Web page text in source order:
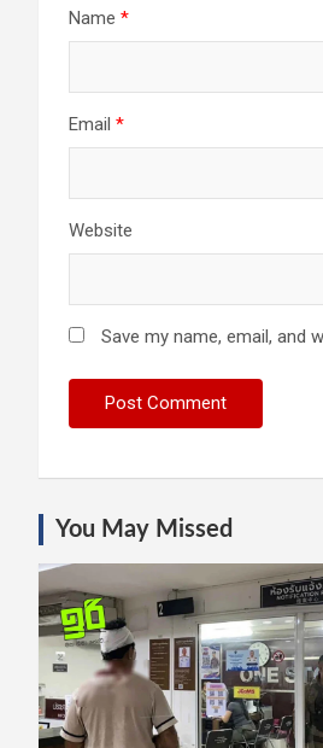
Name *
Email *
Website
Save my name, email, and
You May Missed